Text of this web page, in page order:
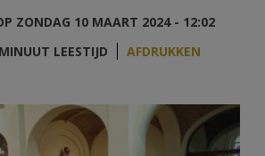
PORTAAL
OF REGISTREREN
ZONDAG 10 MAART 2024 - 12:02
LEESTIJD
AFDRUKKEN